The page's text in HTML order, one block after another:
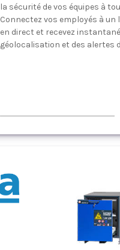
la sécurité de vos équipes à
Connectez vos employés à un
en direct et recevez
géolocalisation et des alertes